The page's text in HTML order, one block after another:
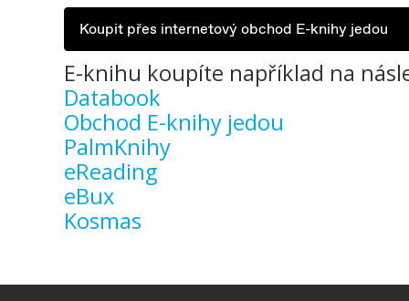
Koupit přes internetový obchod E-knihy jedou
E-knihu koupíte například na
Databook
Obchod E-knihy jedou
PalmKnihy
eReading
eBux
Kosmas